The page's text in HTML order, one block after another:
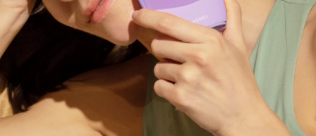
Moje urządzenia
Moje zamówienia
Moje adresy
Moje subskrypcje
FAQ™ Pure Beauty-Tech Elixir
issa™ Teeth Whitening Set
English Deutsch
Español
Français
Italiano
Português
Svenska
Русский
Türkçe
简体中文 繁體中文